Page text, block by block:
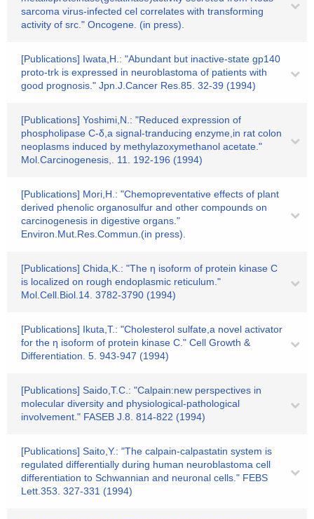
sarcoma virus-infected cel correlates with transforming
activity of src." Oncogene. (in press).
[Publications] Iwata,H.: "Abundant but inactive-state gp140
proto-trk is expressed in neuroblastoma of patients with
good prognosis." Jpn.J.Cancer Res.85. 32-39 (1994)
[Publications] Yoshimi,N.: "Reduced expression of
phospholipase C-δ,a signal-tranducing enzyme,in rat colon
neoplasms induced by methylazoxymethanol acetate."
Mol.Carcinogenesis,. 11. 192-196 (1994)
[Publications] Mori,H.: "Chemopreventative effects of plant
derived phenolic organosulfur and other compounds on
carcinogenesis in digestive organs."
Environ.Mut.Res.Commun.(in press).
[Publications] Chida,K.: "The η isoform of protein kinase C
is localized on rough endoplasmic reticulum."
Mol.Cell.Biol.14. 3782-3790 (1994)
[Publications] Ikuta,T.: "Cholesterol sulfate,a novel activator
for the η isoform of protein kinase C." Cell Growth &
Differentiation. 5. 943-947 (1994)
[Publications] Saido,T.C.: "Calpain:new perspectives in
molecular diversity and physiological-pathological
involvement." FASEB J.8. 814-822 (1994)
[Publications] Saito,Y.: "The calpain-calpastatin system is
regulated differentially during human neuroblastoma cell
differentiation to Schwannian and neuronal cells." FEBS
Lett.353. 327-331 (1994)